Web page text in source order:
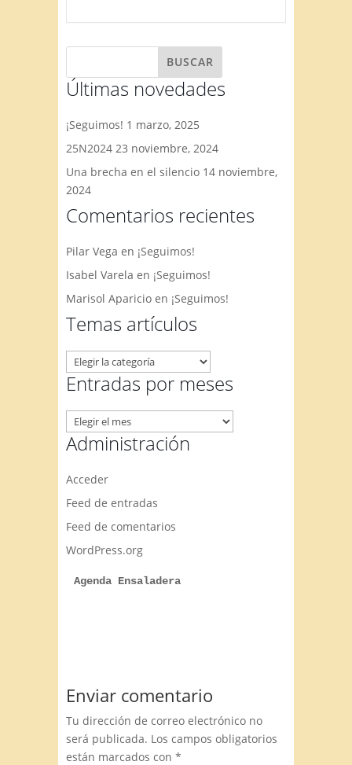
Últimas novedades
¡Seguimos! 1 marzo, 2025
25N2024 23 noviembre, 2024
Una brecha en el silencio 14 noviembre,
2024
Comentarios recientes
Pilar Vega en ¡Seguimos!
Isabel Varela en ¡Seguimos!
Marisol Aparicio en ¡Seguimos!
Temas artículos
Temas
artículos
Entradas por meses
Entradas
por
meses
Administración
Acceder
Feed de entradas
Feed de comentarios
WordPress.org
Agenda Ensaladera
Enviar comentario
Tu dirección de correo electrónico no
será publicada. Los campos obligatorios
están marcados con *